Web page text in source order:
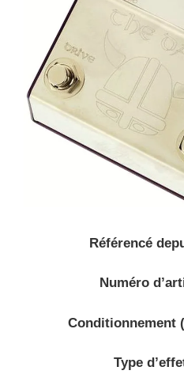
Référencé
Numéro
Conditionnement
Type